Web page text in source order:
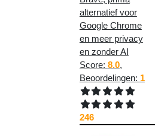
alternatief voor
Google Chrome
en meer privacy
en zonder AI
Score: 8.0,
Beoordelingen: 1
246